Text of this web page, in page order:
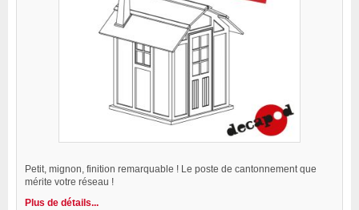
Petit, mignon, finition remarquable ! Le poste de cantonnement que
mérite votre réseau !
Plus de détails...